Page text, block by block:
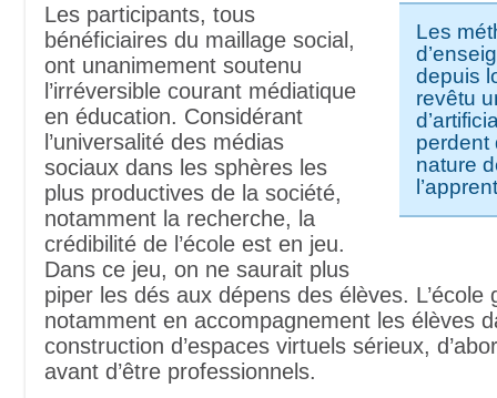
Les
depuis
revêtu
perdent
nature
Les participants, tous
bénéficiaires du maillage social,
ont unanimement soutenu
l’irréversible courant médiatique
en éducation. Considérant
l’universalité des médias
sociaux dans les sphères les
plus productives de la société,
notamment la recherche, la
crédibilité de l’école est en jeu.
Dans ce jeu, on ne saurait plus
piper les dés aux dépens des élèves. L’école
notamment en accompagnement les élèves
construction d’espaces virtuels sérieux,
avant d’être professionnels.